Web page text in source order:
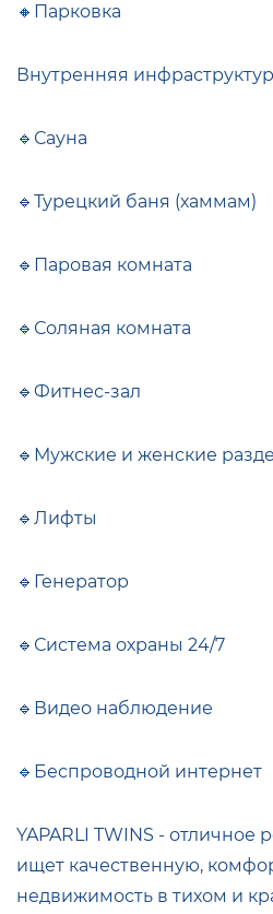
🔸Парковка
Внутренняя
🔹Сауна
🔹Турецкий баня (хаммам)
🔹Паровая комната
🔹Соляная комната
🔹Фитнес-зал
🔹Мужские и женские
🔹Лифты
🔹Генератор
🔹Система охраны 24/7
🔹Видео наблюдение
🔹Беспроводной интернет
YAPARLI TWINS - отличное
ищет качественную,
недвижимость в тихом и